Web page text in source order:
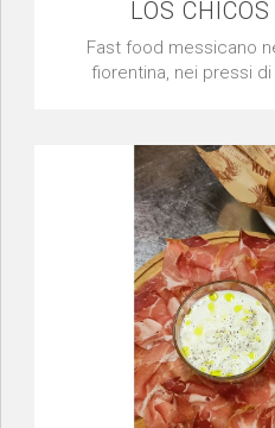
LOS
Fast food messicano
fiorentina, nei pressi